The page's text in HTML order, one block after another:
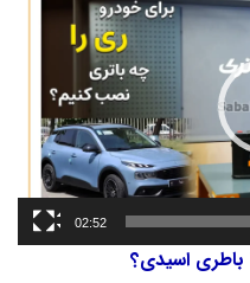
02:52
باطری اسیدی؟